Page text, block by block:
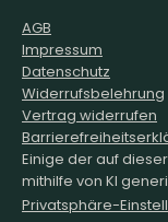
AGB
Impressum
Datenschutz
Widerrufsbelehrung
Vertrag widerrufen
Einige der auf
mithilfe von KI
Privatsphäre-